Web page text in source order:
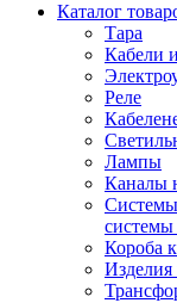
Каталог
Тара
Кабели
Реле
Лампы
Каналы
Короба